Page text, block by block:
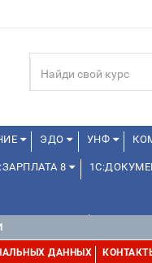
ЭДО УНФ
8
ХОЛДИНГОМ
ДАННЫХ